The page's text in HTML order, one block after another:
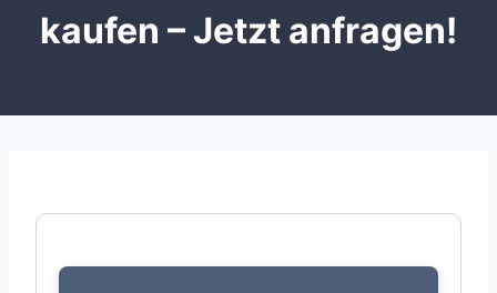
kaufen – Jetzt anfragen!